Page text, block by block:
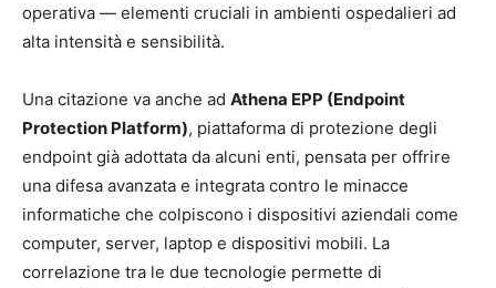
operativa — elementi cruciali in ambienti ospedalieri ad
alta intensità e sensibilità.
Una citazione va anche ad Athena EPP (Endpoint
Protection Platform), piattaforma di protezione degli
endpoint già adottata da alcuni enti, pensata per offrire
una difesa avanzata e integrata contro le minacce
informatiche che colpiscono i dispositivi aziendali come
computer, server, laptop e dispositivi mobili. La
correlazione tra le due tecnologie permette di